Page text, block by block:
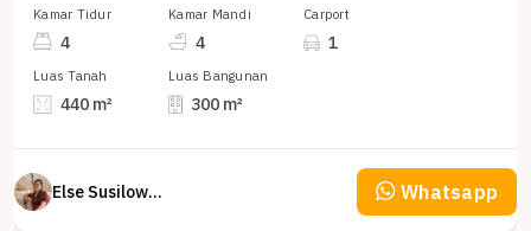
Kamar Tidur
4
Kamar Mandi
4
Carport
1
Luas Tanah
440 m²
Luas Bangunan
300 m²
Else Susilowaty Whatsapp